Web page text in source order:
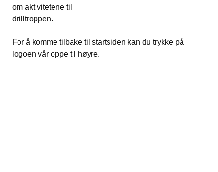
om aktivitetene til
drilltroppen.
For å komme tilbake til startsiden kan du trykke på
logoen vår oppe til høyre.